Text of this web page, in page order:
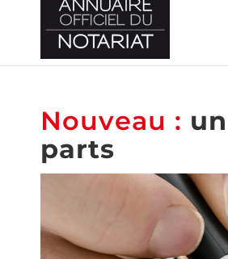
Nouveau :
parts